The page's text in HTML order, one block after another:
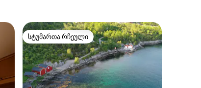
სტუმართა რჩეული
სტუმართა რჩეული